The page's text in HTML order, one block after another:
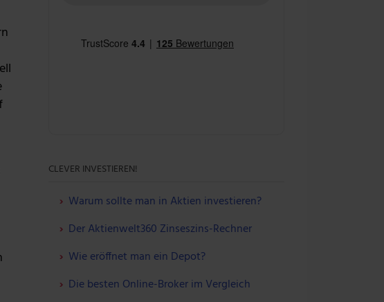
CLEVER INVESTIEREN!
Warum sollte man in Aktien investieren?
Der Aktienwelt360 Zinseszins-Rechner
Wie eröffnet man ein Depot?
Die besten Online-Broker im Vergleich